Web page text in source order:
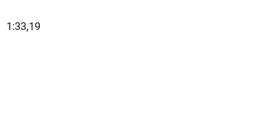
1:33,19